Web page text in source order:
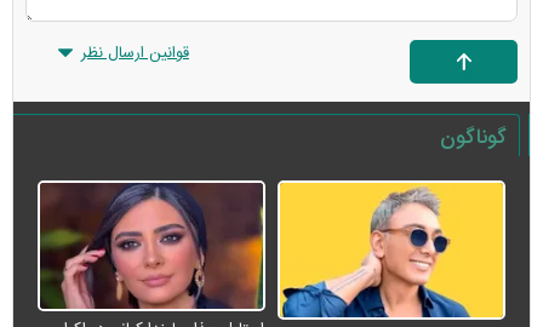
قوانین ارسال نظر
گوناگون